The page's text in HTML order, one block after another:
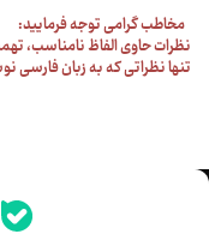
جدیدترین قیمت‌ها